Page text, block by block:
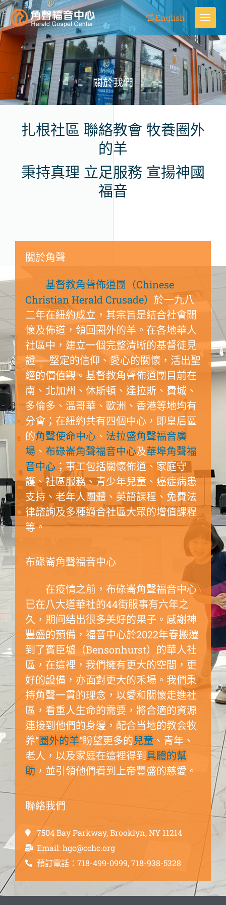
跳
至
主
要
English
關於我們
扎根社區 聯絡教會 牧養圈外
的羊
秉持真理 立足服務 宣揚神國
福音
關於角聲
基督教角聲佈道團（Chinese
Christian Herald Crusade） 於一九八
二年在紐約成立，其宗旨是結合社會關
懷及佈道，領回圈外的羊。在各地華人
社區中，建立一個完整清晰的基督徒見
證──堅定的信仰、愛心的關懷，活出聖
經的價值觀。基督教角聲佈道團目前在
南、北加州、休斯頓、達拉斯、費城、
多倫多、溫哥華、歐洲、香港等地均有
分會；在紐約共有四個中心，即皇后區
的角聲使命中心 、 法拉盛角聲福音廣
場 、 布碌崙角聲福音中心及華埠角聲福
音中心 ；事工包括關懷佈道、家庭守
護、社區服務、青少年兒童、癌症病患
支持、老年人團體、英語課程、免費法
律諮詢及多種適合社區大眾的增值課程
等。
布碌崙角聲福音中心
在疫情之前，布碌崙角聲福音中心
已在八大道華社的44街服事有六年之
久，期间结出很多美好的果子。感謝神
豐盛的預備，福音中心於2022年春搬遷
到了賓臣墟（Bensonhurst）的華人社
區，在這裡，我們擁有更大的空間，更
好的設備，亦面對更大的禾場。我們秉
持角聲一貫的理念，以愛和關懷走進社
區，看重人生命的需要，將合適的資源
連接到他們的身邊，配合当地的教会牧
养“圈外的羊”盼望更多的兒童 、青年、
老人，以及家庭在這裡得到具體的幫
助 ，並引領他們看到上帝豐盛的慈愛。
聯絡我們
7504 Bay Parkway, Brooklyn, NY 11214
Email: hgc@cchc.org
預訂電話：718-499-0999, 718-938-5328